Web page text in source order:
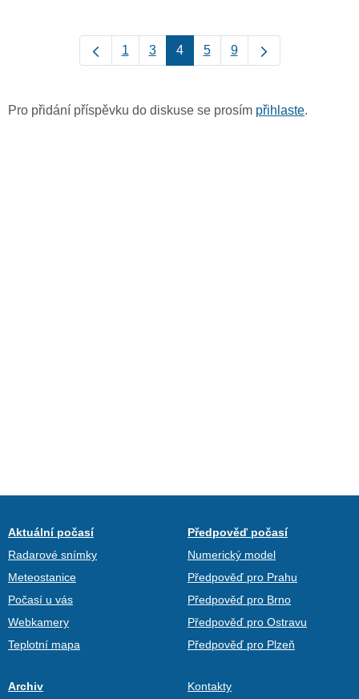
1 3 4 5 9
Pro přidání příspěvku do diskuse se prosím přihlaste.
Aktuální počasí
Radarové snímky
Meteostanice
Počasí u vás
Webkamery
Teplotní mapa
Předpověď počasí
Numerický model
Předpověď pro Prahu
Předpověď pro Brno
Předpověď pro Ostravu
Předpověď pro Plzeň
Archiv Kontakty